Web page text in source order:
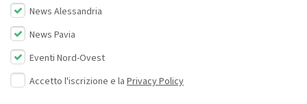
News Alessandria
News Pavia
Eventi Nord-Ovest
Accetto l'iscrizione e la Privacy Policy